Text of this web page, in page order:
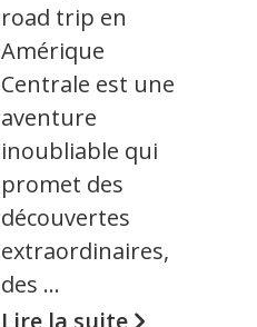
road trip en
Amérique
Centrale est une
aventure
inoubliable qui
promet des
découvertes
extraordinaires,
des …
Lire la suite